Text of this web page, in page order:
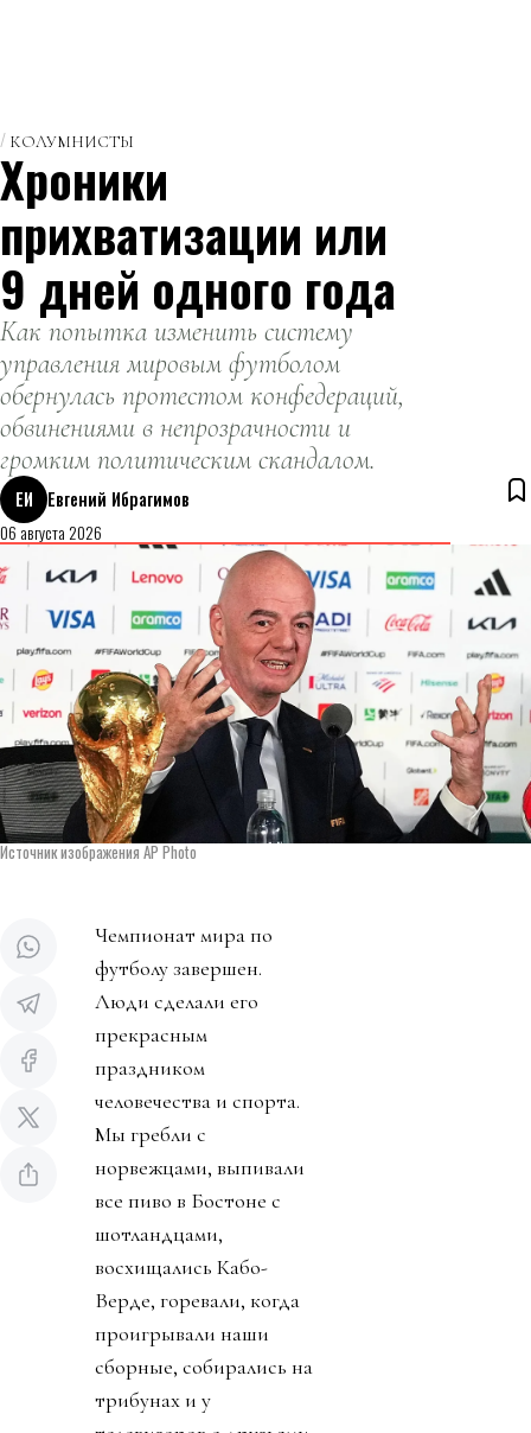
КОЛУМНИСТЫ
Хроники
прихватизации или
9 дней одного года
Как попытка изменить систему
управления мировым футболом
обернулась протестом конфедераций,
обвинениями в непрозрачности и
громким политическим скандалом.
ЕИ
Евгений Ибрагимов
06 августа 2026
Источник изображения AP Photo
Чемпионат мира по
футболу завершен.
Люди сделали его
прекрасным
праздником
человечества и спорта.
Мы гребли с
норвежцами, выпивали
все пиво в Бостоне с
шотландцами,
восхищались Кабо-
Верде, горевали, когда
проигрывали наши
сборные, собирались на
трибунах и у